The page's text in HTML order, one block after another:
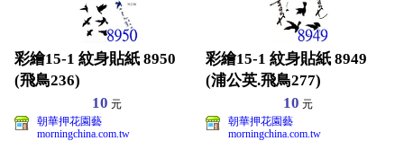
彩繪15-1 紋身貼紙 8950
(飛鳥236)
10 元
朝華押花園藝
morningchina.com.tw
彩繪15-1 紋身貼紙 8949
(浦公英.飛鳥277)
10 元
朝華押花園藝
morningchina.com.tw